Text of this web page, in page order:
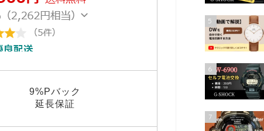
9%Pバック
延長保証
5
6
7